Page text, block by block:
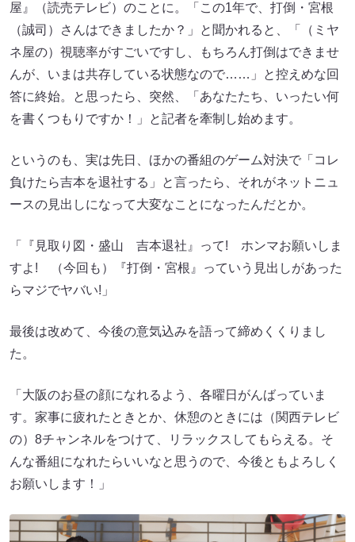
屋』（読売テレビ）のことに。「この1年で、打倒・宮根
（誠司）さんはできましたか？」と聞かれると、「（ミヤ
ネ屋の）視聴率がすごいですし、もちろん打倒はできませ
んが、いまは共存している状態なので……」と控えめな回
答に終始。と思ったら、突然、「あなたたち、いったい何
を書くつもりですか！」と記者を牽制し始めます。
というのも、実は先日、ほかの番組のゲーム対決で「コレ
負けたら吉本を退社する」と言ったら、それがネットニュ
ースの見出しになって大変なことになったんだとか。
「『見取り図・盛山 吉本退社』って! ホンマお願いしま
すよ! （今回も）『打倒・宮根』っていう見出しがあった
らマジでヤバい!」
最後は改めて、今後の意気込みを語って締めくくりまし
た。
「大阪のお昼の顔になれるよう、各曜日がんばっていま
す。家事に疲れたときとか、休憩のときには（関西テレビ
の）8チャンネルをつけて、リラックスしてもらえる。そ
んな番組になれたらいいなと思うので、今後ともよろしく
お願いします！」